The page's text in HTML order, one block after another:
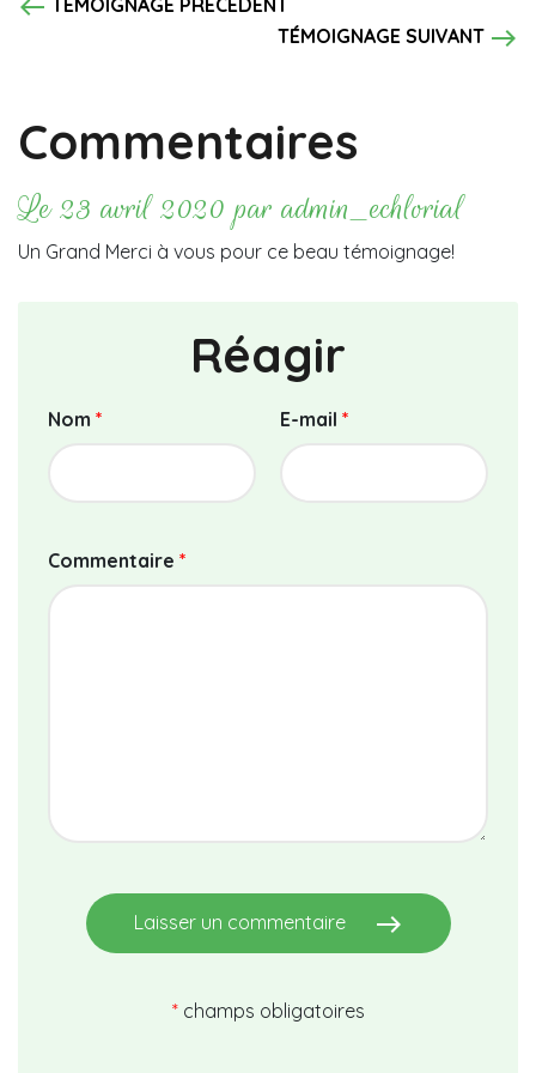
west
TÉMOIGNAGE SUIVANT east
Commentaires
Le 23 avril 2020 par admin_echlorial
Un Grand Merci à vous pour ce beau témoignage!
Réagir
Nom * E-mail *
Commentaire *
Laisser un commentaire east
* champs obligatoires